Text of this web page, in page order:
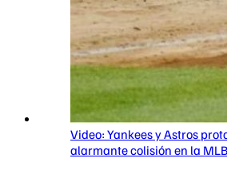
Video: Yankees y Astros
alarmante colisión en la MLB